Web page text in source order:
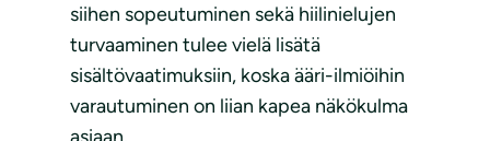
siihen sopeutuminen sekä hiilinielujen
turvaaminen tulee vielä lisätä
sisältövaatimuksiin, koska ääri-ilmiöihin
varautuminen on liian kapea näkökulma